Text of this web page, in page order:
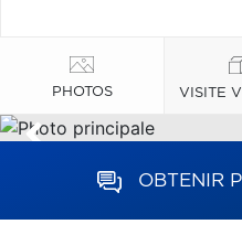
PHOTOS VISITE
OBTENIR